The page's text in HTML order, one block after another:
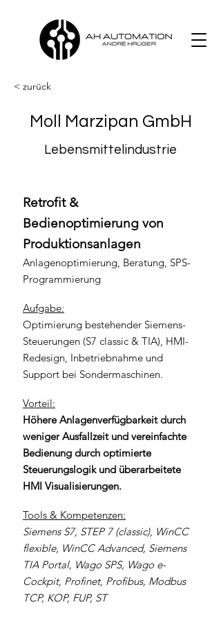
< zurück
Moll Marzipan GmbH
Lebensmittelindustrie
Retrofit &
Bedienoptimierung von
Produktionsanlagen
Anlagenoptimierung, Beratung, SPS-
Programmierung
Aufgabe:
Optimierung bestehender Siemens-
Steuerungen (S7 classic & TIA), HMI-
Redesign, Inbetriebnahme und
Support bei Sondermaschinen.
Vorteil:
Höhere Anlagenverfügbarkeit durch
weniger Ausfallzeit und vereinfachte
Bedienung durch optimierte
Steuerungslogik und überarbeitete
HMI Visualisierungen.
Tools & Kompetenzen:
Siemens S7, STEP 7 (classic), WinCC
flexible, WinCC Advanced, Siemens
TIA Portal, Wago SPS, Wago e-
Cockpit, Profinet, Profibus, Modbus
TCP, KOP, FUP, ST